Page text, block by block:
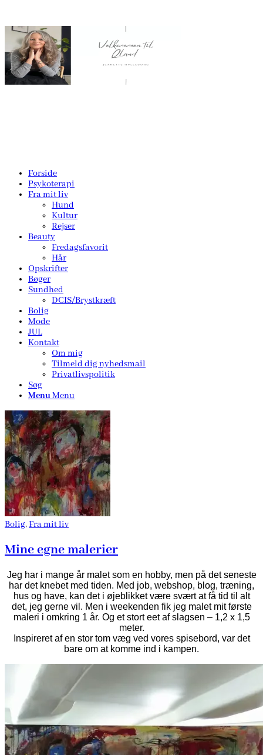
Forside
Psykoterapi
Fra mit liv
Hund
Kultur
Rejser
Beauty
Fredagsfavorit
Hår
Opskrifter
Bøger
Sundhed
DCIS/Brystkræft
Bolig
Mode
JUL
Kontakt
Om mig
Tilmeld dig nyhedsmail
Privatlivspolitik
Søg
MenuMenu
Bolig,Fra mit liv
Mine egne malerier
Jeg har i mange år malet som en hobby, men på det seneste
har det knebet med tiden. Med job, webshop, blog, træning,
hus og have, kan det i øjeblikket være svært at få tid til alt
det, jeg gerne vil. Men i weekenden fik jeg malet mit første
maleri i omkring 1 år. Og et stort eet af slagsen – 1,2 x 1,5
meter.
Inspireret af en stor tom væg ved vores spisebord, var det
bare om at komme ind i kampen.